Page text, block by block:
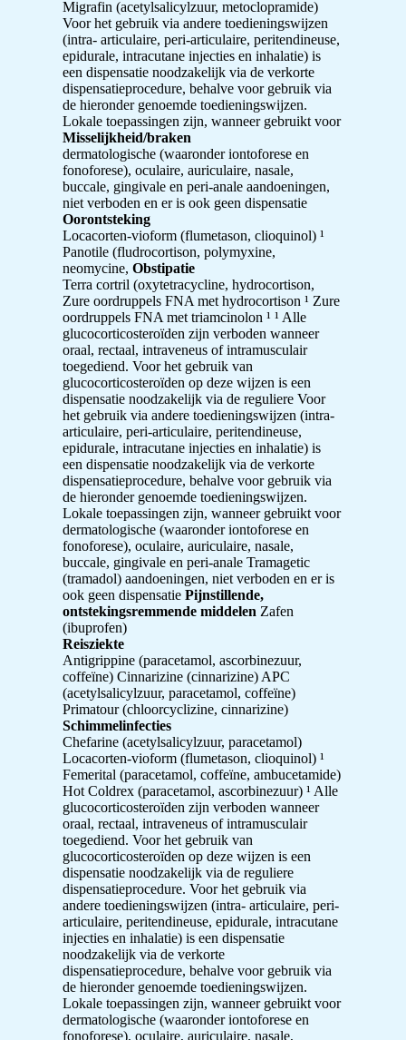
Migrafin (acetylsalicylzuur, metoclopramide)
Voor het gebruik via andere toedieningswijzen
(intra- articulaire, peri-articulaire, peritendineuse,
epidurale, intracutane injecties en inhalatie) is
een dispensatie noodzakelijk via de verkorte
dispensatieprocedure, behalve voor gebruik via
de hieronder genoemde toedieningswijzen.
Lokale toepassingen zijn, wanneer gebruikt voor
Misselijkheid/braken
dermatologische (waaronder iontoforese en
fonoforese), oculaire, auriculaire, nasale,
buccale, gingivale en peri-anale aandoeningen,
niet verboden en er is ook geen dispensatie
Oorontsteking
Locacorten-vioform (flumetason, clioquinol) ¹
Panotile (fludrocortison, polymyxine,
neomycine, Obstipatie
Terra cortril (oxytetracycline, hydrocortison,
Zure oordruppels FNA met hydrocortison ¹ Zure
oordruppels FNA met triamcinolon ¹ ¹ Alle
glucocorticosteroïden zijn verboden wanneer
oraal, rectaal, intraveneus of intramusculair
toegediend. Voor het gebruik van
glucocorticosteroïden op deze wijzen is een
dispensatie noodzakelijk via de reguliere Voor
het gebruik via andere toedieningswijzen (intra-
articulaire, peri-articulaire, peritendineuse,
epidurale, intracutane injecties en inhalatie) is
een dispensatie noodzakelijk via de verkorte
dispensatieprocedure, behalve voor gebruik via
de hieronder genoemde toedieningswijzen.
Lokale toepassingen zijn, wanneer gebruikt voor
dermatologische (waaronder iontoforese en
fonoforese), oculaire, auriculaire, nasale,
buccale, gingivale en peri-anale Tramagetic
(tramadol) aandoeningen, niet verboden en er is
ook geen dispensatie Pijnstillende,
ontstekingsremmende middelen Zafen
(ibuprofen)
Reisziekte
Antigrippine (paracetamol, ascorbinezuur,
coffeïne) Cinnarizine (cinnarizine) APC
(acetylsalicylzuur, paracetamol, coffeïne)
Primatour (chloorcyclizine, cinnarizine)
Schimmelinfecties
Chefarine (acetylsalicylzuur, paracetamol)
Locacorten-vioform (flumetason, clioquinol) ¹
Femerital (paracetamol, coffeïne, ambucetamide)
Hot Coldrex (paracetamol, ascorbinezuur) ¹ Alle
glucocorticosteroïden zijn verboden wanneer
oraal, rectaal, intraveneus of intramusculair
toegediend. Voor het gebruik van
glucocorticosteroïden op deze wijzen is een
dispensatie noodzakelijk via de reguliere
dispensatieprocedure. Voor het gebruik via
andere toedieningswijzen (intra- articulaire, peri-
articulaire, peritendineuse, epidurale, intracutane
injecties en inhalatie) is een dispensatie
noodzakelijk via de verkorte
dispensatieprocedure, behalve voor gebruik via
de hieronder genoemde toedieningswijzen.
Lokale toepassingen zijn, wanneer gebruikt voor
dermatologische (waaronder iontoforese en
fonoforese), oculaire, auriculaire, nasale,